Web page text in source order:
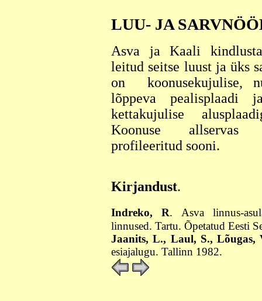
LUU- JA
Asva ja Kaali
leitud seitse luust ja üks
on koonusekujulise,
lõppeva pealisplaadi
kettakujulise
Koonuse
profileeritud sooni.
Kirjandust.
Indreko, R. Asva linnus-
linnused. Tartu. Õpetatud Eesti
Jaanits, L., Laul, S., Lõugas,
esiajalugu. Tallinn 1982.